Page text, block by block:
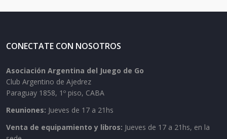
CONECTATE CON NOSOTROS
Asociación Argentina del Juego de Go
Club Argentino de Ajedrez
Paraguay 1858, 1º piso, CABA
Reuniones: Jueves de 17 a 21hs
Venta de equipamiento y libros: Jueves de 17 a 21hs, en la